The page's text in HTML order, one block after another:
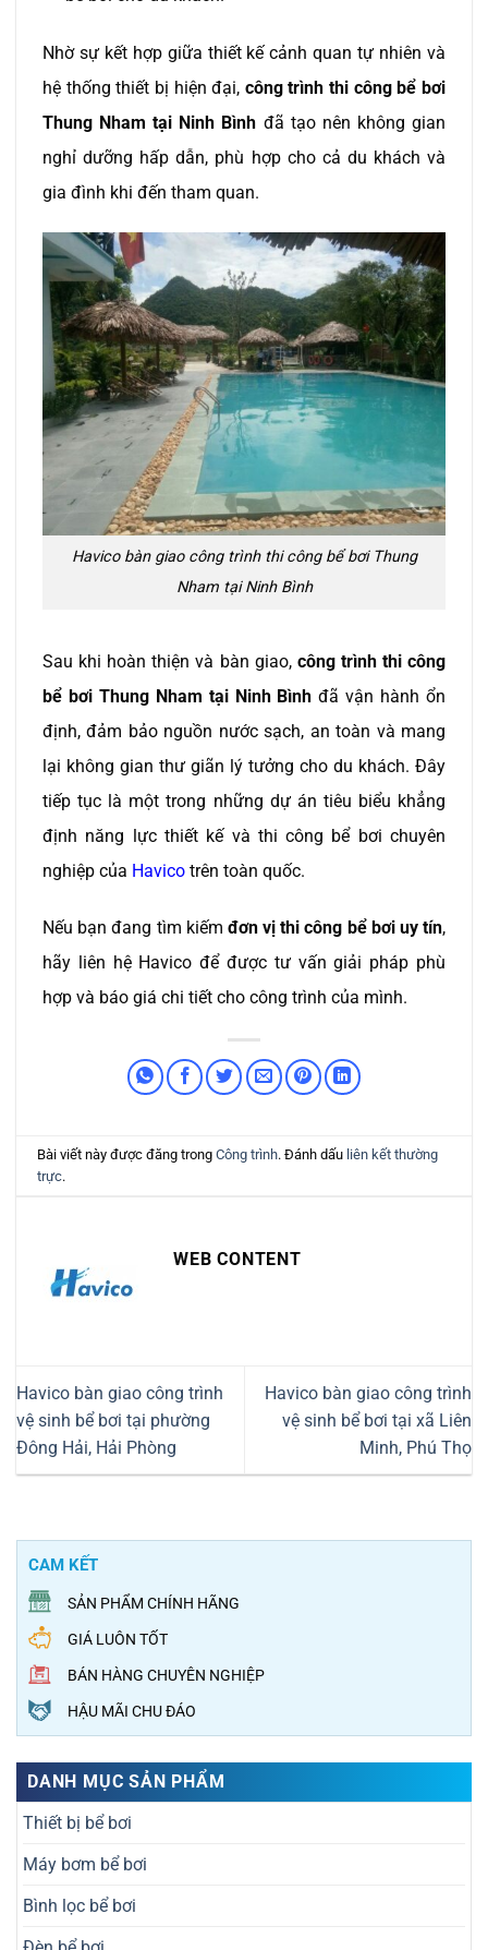
Nhờ sự kết hợp giữa thiết kế cảnh quan tự nhiên và
hệ thống thiết bị hiện đại, công trình thi công bể bơi
Thung Nham tại Ninh Bình đã tạo nên không gian
nghỉ dưỡng hấp dẫn, phù hợp cho cả du khách và
gia đình khi đến tham quan.
Havico bàn giao công trình thi công bể bơi Thung
Nham tại Ninh Bình
Sau khi hoàn thiện và bàn giao, công trình thi công
bể bơi Thung Nham tại Ninh Bình đã vận hành ổn
định, đảm bảo nguồn nước sạch, an toàn và mang
lại không gian thư giãn lý tưởng cho du khách. Đây
tiếp tục là một trong những dự án tiêu biểu khẳng
định năng lực thiết kế và thi công bể bơi chuyên
nghiệp của Havico trên toàn quốc.
Nếu bạn đang tìm kiếm đơn vị thi công bể bơi uy tín,
hãy liên hệ Havico để được tư vấn giải pháp phù
hợp và báo giá chi tiết cho công trình của mình.
Bài viết này được đăng trongCông trình. Đánh dấu liên kết thường
trực.
WEB CONTENT
Havico bàn giao công trình
vệ sinh bể bơi tại phường
Đông Hải, Hải Phòng
Havico bàn giao công trình
vệ sinh bể bơi tại xã Liên
Minh, Phú Thọ
CAM KẾT
SẢN PHẨM CHÍNH HÃNG
GIÁ LUÔN TỐT
BÁN HÀNG CHUYÊN NGHIỆP
HẬU MÃI CHU ĐÁO
DANH MỤC SẢN PHẨM
Thiết bị bể bơi
Máy bơm bể bơi
Bình lọc bể bơi